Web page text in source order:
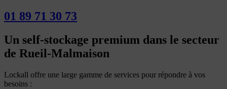
01 89 71 30 73
Un self-stockage premium dans le secteur
de Rueil-Malmaison
Lockall offre une large gamme de services pour répondre à vos
besoins :